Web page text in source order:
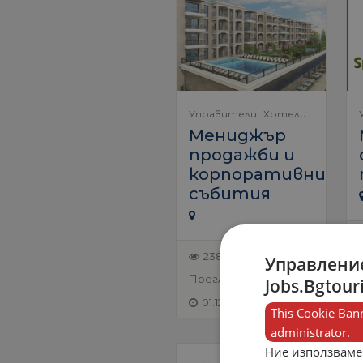
Управители Хотели
Мениджър
продажби и
корпоративни
събития
2384
Преглеждания
01.12.2025
This Cookie
administrator.
Ние